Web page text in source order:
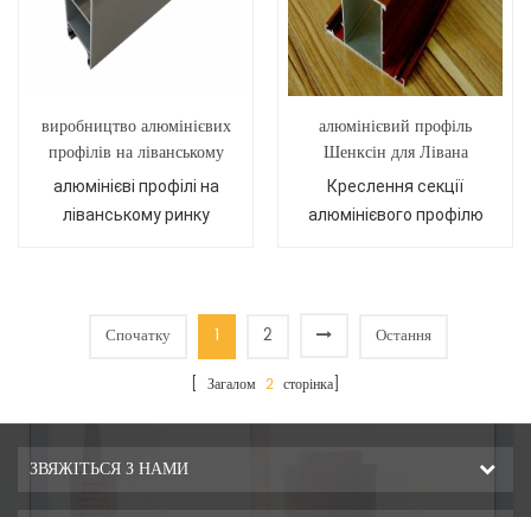
виробництво алюмінієвих
профілів на ліванському
ринку сучасного стилю
алюмінієві профілі на
ліванському ринку
алюмінієвий профіль
Шенксін для Лівана
Креслення секції
алюмінієвого профілю
Спочатку 1 2 Остання
[ Загалом 2 сторінка]
ЗВЯЖІТЬСЯ З НАМИ